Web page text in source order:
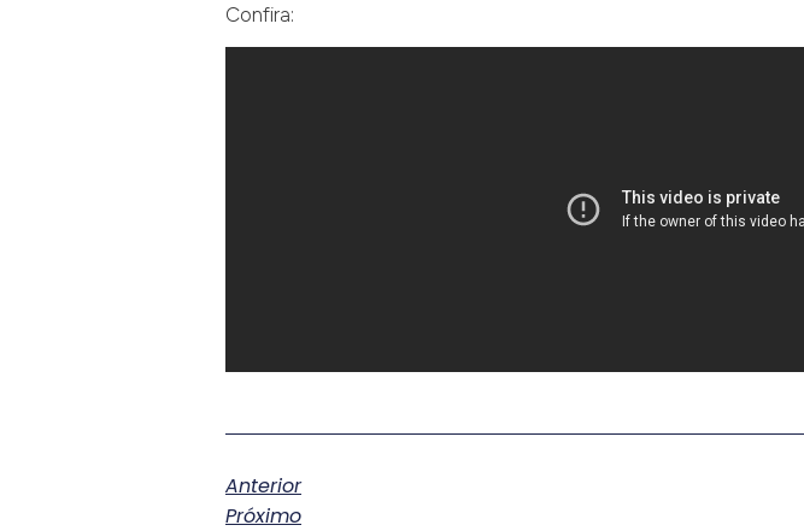
Confira:
Anterior
Próximo